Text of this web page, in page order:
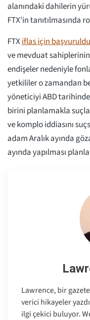
alanındaki dahilerin
FTX'in tanıtılmasında
FTXiflas için başvuruldu
ve mevduat
endişeler nedeniyle
yetkililer o zamandan
yöneticiyi ABD
birini planlamakla
ve komplo iddiasını
adam Aralık ayında
ayında yapılması
Lawrence, bir
verici hikayeler
ilgi çekici buluyor.